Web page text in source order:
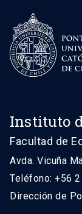
Instituto
Facultad de
Avda. Vicuña
Teléfono: +56
Dirección de